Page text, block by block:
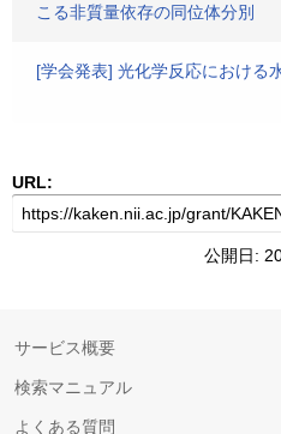
こる非質量依存の同位体分別
[学会発表] 光化学反応における
URL:
公開日:
サービス概要
検索マニュアル
よくある質問